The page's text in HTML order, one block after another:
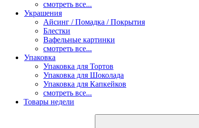
смотреть все...
Украшения
Айсинг / Помадка / Покрытия
Блестки
Вафельные картинки
смотреть все...
Упаковка
Упаковка для Тортов
Упаковка для Шоколада
Упаковка для Капкейков
смотреть все...
Товары недели